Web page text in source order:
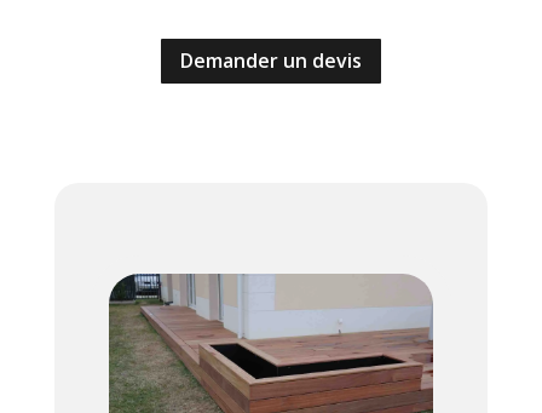
Demander un devis